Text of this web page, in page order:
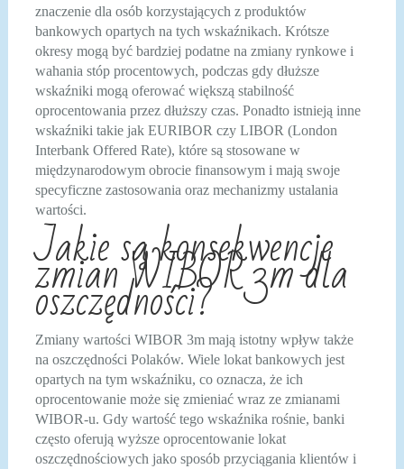
znaczenie dla osób korzystających z produktów
bankowych opartych na tych wskaźnikach. Krótsze
okresy mogą być bardziej podatne na zmiany rynkowe i
wahania stóp procentowych, podczas gdy dłuższe
wskaźniki mogą oferować większą stabilność
oprocentowania przez dłuższy czas. Ponadto istnieją inne
wskaźniki takie jak EURIBOR czy LIBOR (London
Interbank Offered Rate), które są stosowane w
międzynarodowym obrocie finansowym i mają swoje
specyficzne zastosowania oraz mechanizmy ustalania
wartości.
Jakie są konsekwencje
zmian WIBOR 3m dla
oszczędności?
Zmiany wartości WIBOR 3m mają istotny wpływ także
na oszczędności Polaków. Wiele lokat bankowych jest
opartych na tym wskaźniku, co oznacza, że ich
oprocentowanie może się zmieniać wraz ze zmianami
WIBOR-u. Gdy wartość tego wskaźnika rośnie, banki
często oferują wyższe oprocentowanie lokat
oszczędnościowych jako sposób przyciągania klientów i